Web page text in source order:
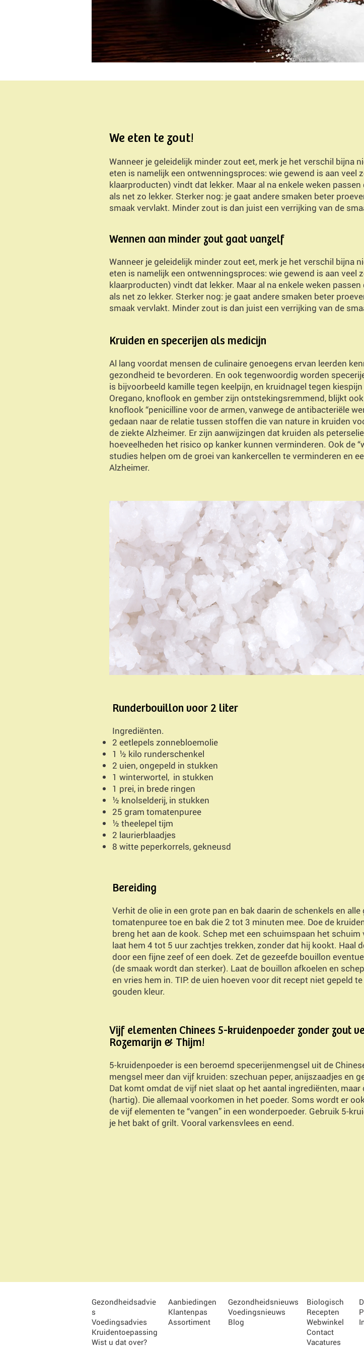
Licht gezoete kruidendrank op basis van kurkuma wordt ook wel
We eten te zout!
Wanneer je geleidelijk minder zout eet, merk je het verschil bijna
eten is namelijk een ontwenningsproces: wie gewend is aan
klaarproducten) vindt dat lekker. Maar al na enkele weken
als net zo lekker. Sterker nog: je gaat andere smaken beter
smaak vervlakt. Minder zout is dan juist een verrijking van de
Wennen aan minder zout gaat vanzelf
Wanneer je geleidelijk minder zout eet, merk je het verschil bijna
eten is namelijk een ontwenningsproces: wie gewend is aan
klaarproducten) vindt dat lekker. Maar al na enkele weken
als net zo lekker. Sterker nog: je gaat andere smaken beter
smaak vervlakt. Minder zout is dan juist een verrijking van de
Kruiden en specerijen als medicijn
Al lang voordat mensen de culinaire genoegens ervan leerden
gezondheid te bevorderen. En ook tegenwoordig worden
is bijvoorbeeld kamille tegen keelpijn, en kruidnagel tegen
Oregano, knoflook en gember zijn ontstekingsremmend, blijkt
knoflook “penicilline voor de armen, vanwege de antibacteriële
gedaan naar de relatie tussen stoffen die van nature in kruiden
de ziekte Alzheimer. Er zijn aanwijzingen dat kruiden als
hoeveelheden het risico op kanker kunnen verminderen. Ook de
studies helpen om de groei van kankercellen te verminderen en
Alzheimer.
Runderbouillon voor 2 liter
Ingrediënten.
2 eetlepels zonnebloemolie
1 ½ kilo runderschenkel
2 uien, ongepeld in stukken
1 winterwortel, in stukken
1 prei, in brede ringen
½ knolselderij, in stukken
25 gram tomatenpuree
½ theelepel tijm
2 laurierblaadjes
8 witte peperkorrels, gekneusd
Bereiding
Verhit de olie in een grote pan en bak daarin de schenkels en
tomatenpuree toe en bak die 2 tot 3 minuten mee. Doe de
breng het aan de kook. Schep met een schuimspaan het
laat hem 4 tot 5 uur zachtjes trekken, zonder dat hij kookt. Haal
door een fijne zeef of een doek. Zet de gezeefde bouillon
(de smaak wordt dan sterker). Laat de bouillon afkoelen en
en vries hem in. TIP: de uien hoeven voor dit recept niet gepeld
gouden kleur.
Vijf elementen Chinees 5-kruidenpoeder zonder zout
Rozemarijn & Thijm!
5-kruidenpoeder is een beroemd specerijenmengsel uit de
mengsel meer dan vijf kruiden: szechuan peper, anijszaadjes en
Dat komt omdat de vijf niet slaat op het aantal ingrediënten,
(hartig). Die allemaal voorkomen in het poeder. Soms wordt er
de vijf elementen te “vangen” in een wonderpoeder. Gebruik 5-
je het bakt of grilt. Vooral varkensvlees en eend.
Gezondheidsadvie
s
Voedingsadvies
Kruidentoepassing
Wist u dat over?
Aanbiedingen
Klantenpas
Assortiment
Gezondheidsnieuws
Voedingsnieuws
Blog
Biologisch
Recepten
Webwinkel
Contact
Vacatures